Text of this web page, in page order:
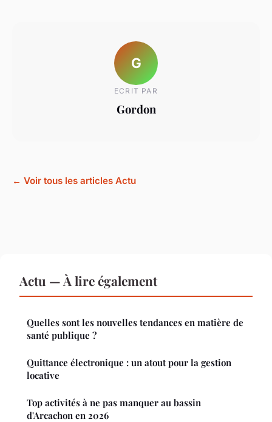
G
ECRIT PAR
Gordon
← Voir tous les articles Actu
Actu — À lire également
Quelles sont les nouvelles tendances en matière de
santé publique ?
Quittance électronique : un atout pour la gestion
locative
Top activités à ne pas manquer au bassin
d'Arcachon en 2026